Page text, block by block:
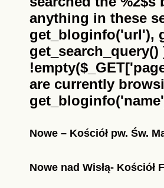
anything in these
get_bloginfo('url'),
are currently
Nowe – Kościół pw. Św.
Nowe nad Wisłą- Kościół